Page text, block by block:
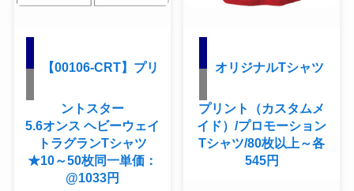
【00106-CRT】プリ
ントスター
5.6オンス ヘビーウェイ
トラグランTシャツ
★10～50枚同一単価：
@1033円
オリジナルTシャツ
プリント（カスタムメ
イド）/プロモーション
Tシャツ/80枚以上～各
545円